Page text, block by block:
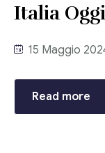
Articoli
Italia Oggi
15 Maggio
Read more